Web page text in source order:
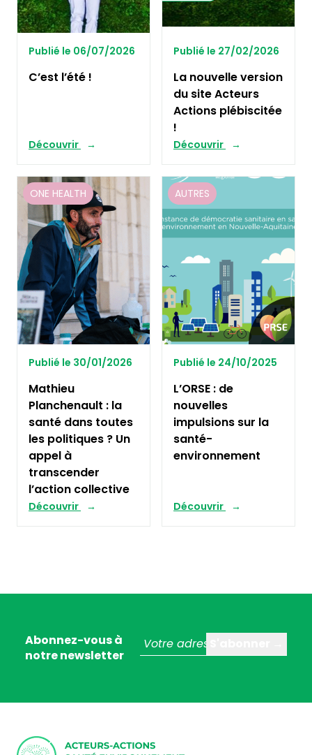
Publié le 06/07/2026
C’est l’été !
Découvrir
Publié le 27/02/2026
La nouvelle version
du site Acteurs
Actions plébiscitée
!
Découvrir
ONE HEALTH
Publié le 30/01/2026
Mathieu
Planchenault : la
santé dans toutes
les politiques ? Un
appel à
transcender
l’action collective
Découvrir
AUTRES
Publié le 24/10/2025
L’ORSE : de
nouvelles
impulsions sur la
santé-
environnement
Découvrir
Abonnez-vous à
notre newsletter